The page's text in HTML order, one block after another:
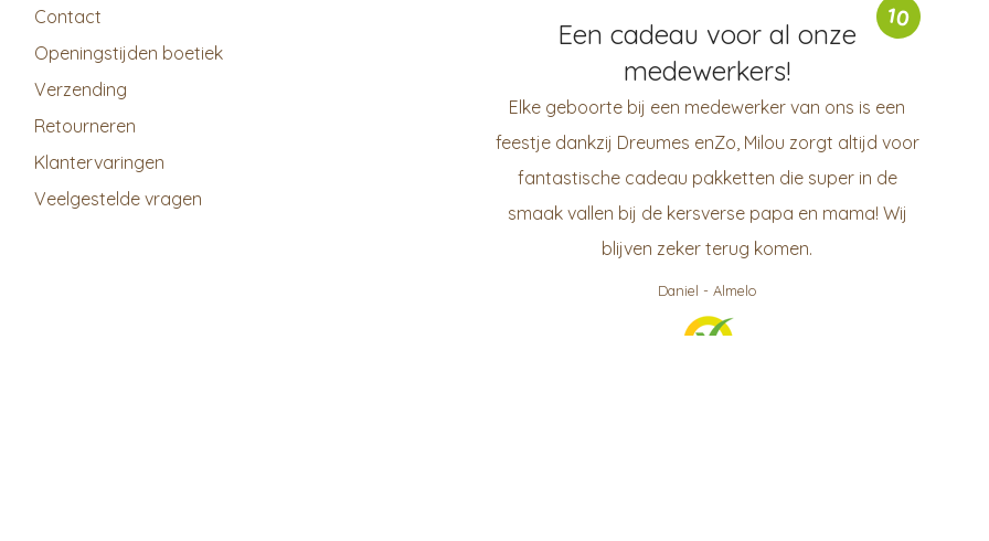
Contact
Openingstijden boetiek
Verzending
Retourneren
Klantervaringen
Veelgestelde vragen
10
Een cadeau voor al onze
medewerkers!
Elke geboorte bij een medewerker van ons is een
feestje dankzij Dreumes enZo, Milou zorgt altijd voor
fantastische cadeau pakketten die super in de
smaak vallen bij de kersverse papa en mama! Wij
blijven zeker terug komen.
Daniel - Almelo